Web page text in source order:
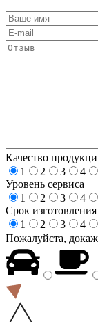
Качество
1
2 3 4
Уровень сервиса
1
2 3 4
Срок изготовления
1
2 3 4
Пожалуйста,